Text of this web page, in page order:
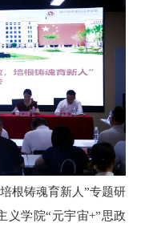
根铸魂育新人”专题研
义学院“元宇宙+”思政